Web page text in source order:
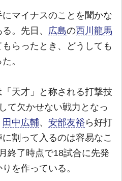
マイナスのことを聞かな
。先日、 広島の西川龍馬
らったとき、どうしても
。
「天才」と称される打撃技
て欠かせない戦力となっ
田中広輔、 安部友裕 ら好打
割って入るのは容易なこ
終了時点で18試合に先発
を作っている。